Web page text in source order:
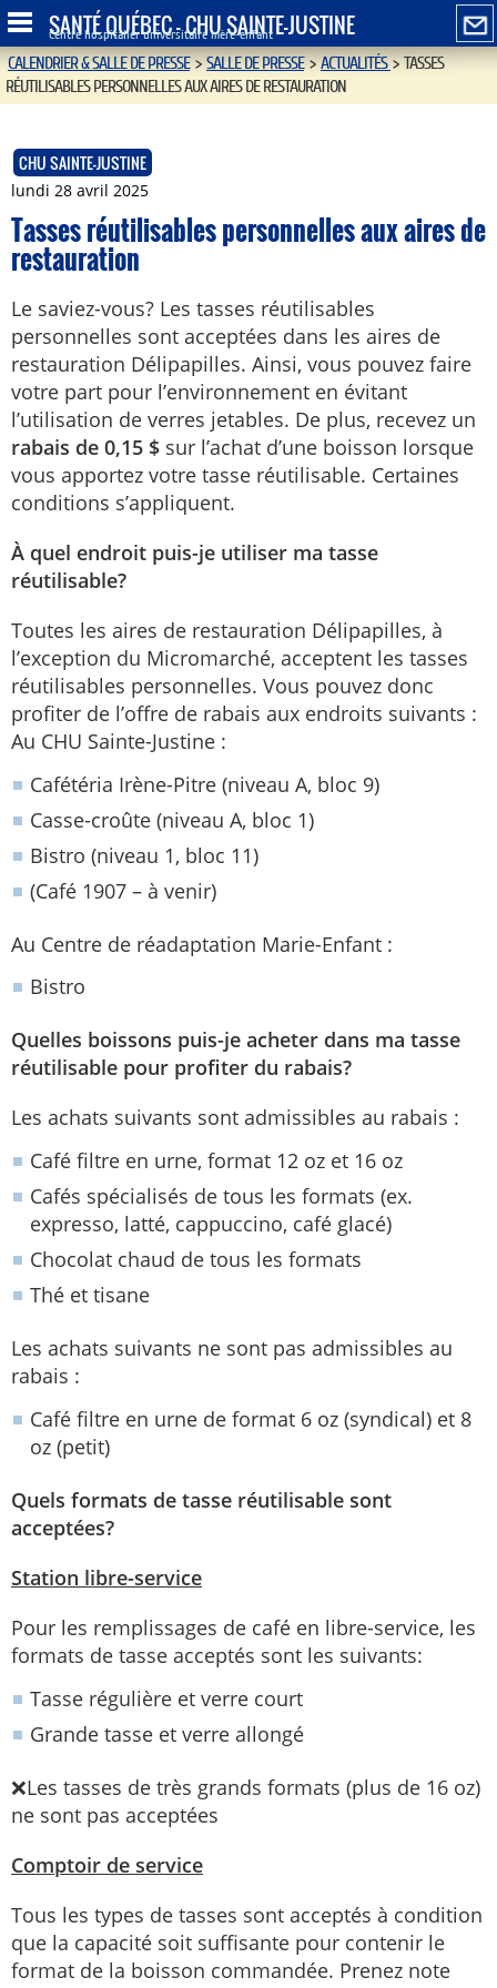
SANTÉ QUÉBEC - CHU SAINTE-JUSTINE
Centre hospitalier universitaire mère-enfant
CALENDRIER & SALLE DE PRESSE>SALLE DE PRESSE>ACTUALITÉS>TASSES
RÉUTILISABLES PERSONNELLES AUX AIRES DE RESTAURATION
CHU SAINTE-JUSTINE
lundi 28 avril 2025
Tasses réutilisables personnelles aux aires de
restauration
Le saviez-vous? Les tasses réutilisables
personnelles sont acceptées dans les aires de
restauration Délipapilles. Ainsi, vous pouvez faire
votre part pour l’environnement en évitant
l’utilisation de verres jetables. De plus, recevez un
rabais de 0,15 $ sur l’achat d’une boisson lorsque
vous apportez votre tasse réutilisable. Certaines
conditions s’appliquent.
À quel endroit puis-je utiliser ma tasse
réutilisable?
Toutes les aires de restauration Délipapilles, à
l’exception du Micromarché, acceptent les tasses
réutilisables personnelles. Vous pouvez donc
profiter de l’offre de rabais aux endroits suivants :
Au CHU Sainte-Justine :
Cafétéria Irène-Pitre (niveau A, bloc 9)
Casse-croûte (niveau A, bloc 1)
Bistro (niveau 1, bloc 11)
(Café 1907 – à venir)
Au Centre de réadaptation Marie-Enfant :
Bistro
Quelles boissons puis-je acheter dans ma tasse
réutilisable pour profiter du rabais?
Les achats suivants sont admissibles au rabais :
Café filtre en urne, format 12 oz et 16 oz
Cafés spécialisés de tous les formats (ex.
expresso, latté, cappuccino, café glacé)
Chocolat chaud de tous les formats
Thé et tisane
Les achats suivants ne sont pas admissibles au
rabais :
Café filtre en urne de format 6 oz (syndical) et 8
oz (petit)
Quels formats de tasse réutilisable sont
acceptées?
Station libre-service
Pour les remplissages de café en libre-service, les
formats de tasse acceptés sont les suivants:
Tasse régulière et verre court
Grande tasse et verre allongé
❌Les tasses de très grands formats (plus de 16 oz)
ne sont pas acceptées
Comptoir de service
Tous les types de tasses sont acceptés à condition
que la capacité soit suffisante pour contenir le
format de la boisson commandée. Prenez note